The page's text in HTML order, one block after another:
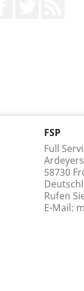
FSP
Full
58730
Rufen
E-Mail: